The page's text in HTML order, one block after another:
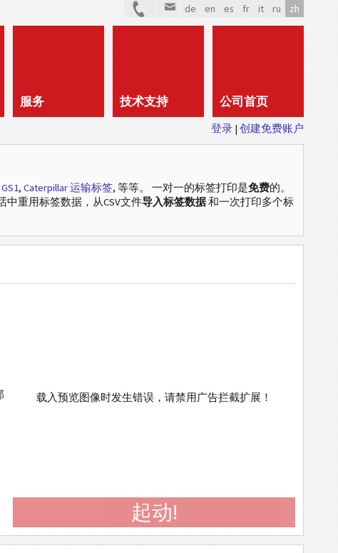
de en es fr it ru zh
服务 技术支持 公司首页
登录 创建免费账户
GS1, Caterpillar 运输标签, 等等。 一对一的标签打印是免费的。
中重用标签数据，从CSV文件导入标签数据和一次打印多个标
载入预览图像时发生错误，请禁用广告拦截扩展！
起动!